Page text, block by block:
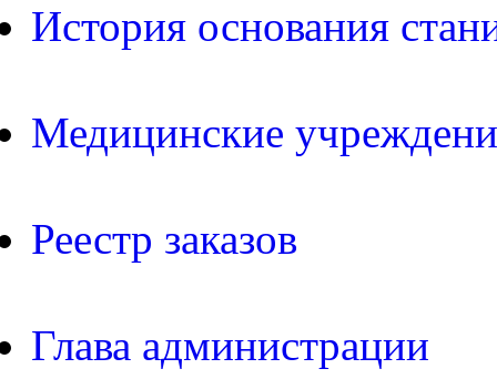
История основания
Медицинские
Реестр заказов
Глава администрации